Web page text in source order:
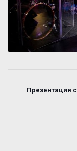
Презентация